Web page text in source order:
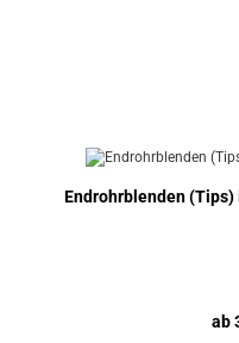
Endrohrblenden (Tips)
ab